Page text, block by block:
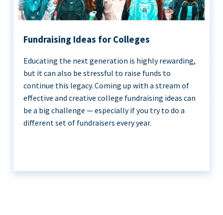
Fundraising Ideas for Colleges
Educating the next generation is highly rewarding,
but it can also be stressful to raise funds to
continue this legacy. Coming up with a stream of
effective and creative college fundraising ideas can
be a big challenge — especially if you try to do a
different set of fundraisers every year.